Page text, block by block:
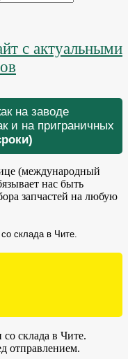
с актуальными
на заводе
и на приграничных
(международный
нас быть
запчастей на любую
склада в Чите.
склада в Чите.
отправлением.